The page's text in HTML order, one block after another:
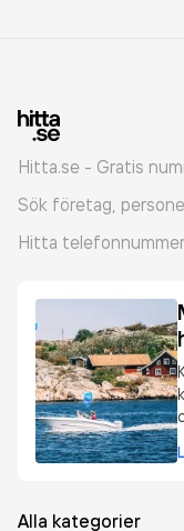
Hitta.se - Gratis
Sök företag,
Hitta
Alla kategorier